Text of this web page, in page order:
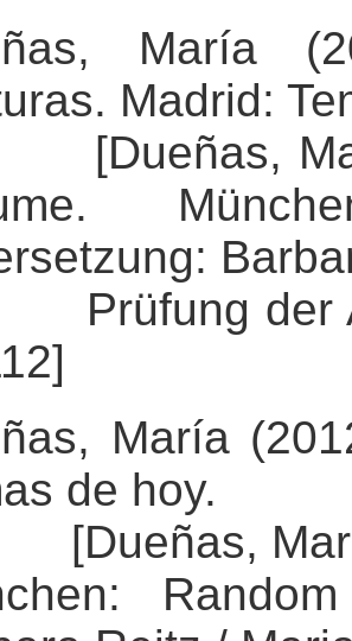
María
Madrid:
María
der
María
de hoy.
María